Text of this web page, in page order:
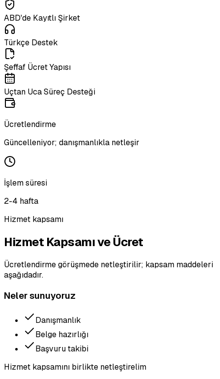
ABD'de Kayıtlı Şirket
Türkçe Destek
Şeffaf Ücret Yapısı
Uçtan Uca Süreç Desteği
Ücretlendirme
Güncelleniyor; danışmanlıkla netleşir
İşlem süresi
2-4 hafta
Hizmet kapsamı
Hizmet Kapsamı ve Ücret
Ücretlendirme görüşmede netleştirilir; kapsam maddeleri
aşağıdadır.
Neler sunuyoruz
Danışmanlık
Belge hazırlığı
Başvuru takibi
Hizmet kapsamını birlikte netleştirelim